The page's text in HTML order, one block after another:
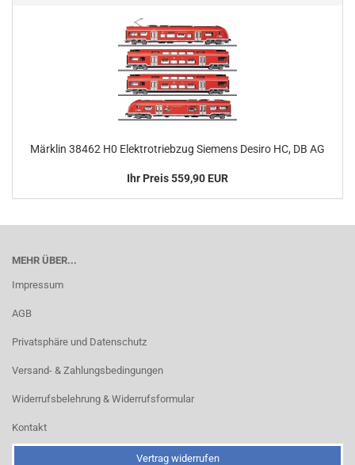
Märklin 38462 H0 Elektrotriebzug Siemens Desiro HC, DB AG
Ihr Preis 559,90 EUR
MEHR ÜBER...
Impressum
AGB
Privatsphäre und Datenschutz
Versand- & Zahlungsbedingungen
Widerrufsbelehrung & Widerrufsformular
Kontakt
Vertrag widerrufen